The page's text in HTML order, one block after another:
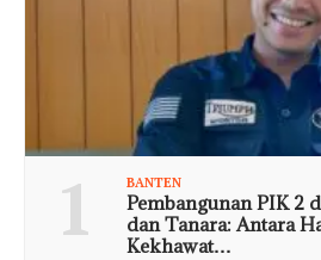
1 BANTEN
Pembangunan PIK 2
dan Tanara: Antara
Kekhawat…